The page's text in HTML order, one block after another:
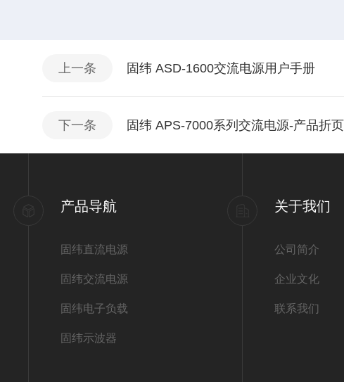
上一条 固纬 ASD-1600交流电源用户手册
下一条 固纬 APS-7000系列交流电源-产品折页
产品导航
固纬直流电源
固纬交流电源
固纬电子负载
固纬示波器
关于我们
公司简介
企业文化
联系我们